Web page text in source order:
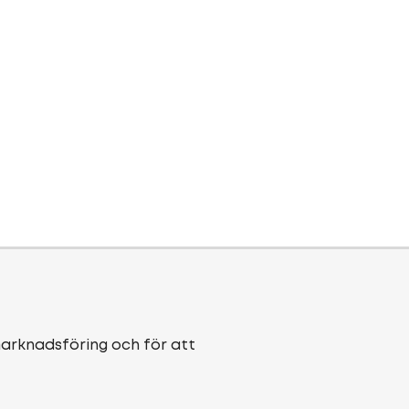
och för att